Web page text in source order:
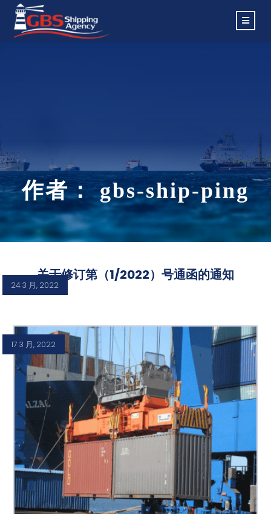
作者：gbs-ship-ping
关于修订第（1/2022）号通函的通知
24 3 月, 2022
17 3 月, 2022